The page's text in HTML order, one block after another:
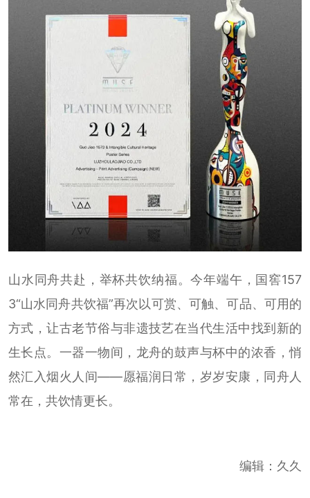
山水同舟共赴，举杯共饮纳福。今年端午，国窖157
3“山水同舟共饮福”再次以可赏、可触、可品、可用的
方式，让古老节俗与非遗技艺在当代生活中找到新的
生长点。一器一物间，龙舟的鼓声与杯中的浓香，悄
然汇入烟火人间——愿福润日常，岁岁安康，同舟人
常在，共饮情更长。
编辑：久久